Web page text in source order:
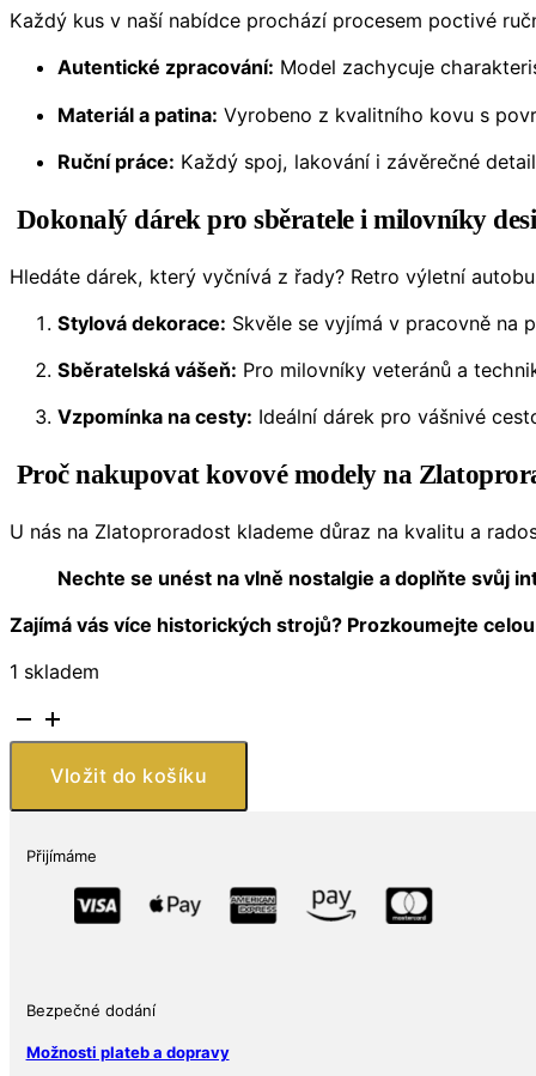
Každý kus v naší nabídce prochází procesem poctivé
Autentické zpracování: Model zachycuje
Materiál a patina: Vyrobeno z kvalitního kovu s
Ruční práce: Každý spoj, lakování i závěrečné
Dokonalý dárek pro sběratele i milovníky
Hledáte dárek, který vyčnívá z řady? Retro výletní
Stylová dekorace: Skvěle se vyjímá v pracovně na
Sběratelská vášeň: Pro milovníky veteránů a
Vzpomínka na cesty: Ideální dárek pro vášnivé
Proč nakupovat kovové modely na
U nás na Zlatoproradost klademe důraz na kvalitu a
Nechte se unést na vlně nostalgie a doplňte svůj
Zajímá vás více historických strojů? Prozkoumejte
1 skladem
Filius
and
Investments
autobus
množství
Vložit do košíku
Přijímáme
Bezpečné dodání
Možnosti plateb a dopravy